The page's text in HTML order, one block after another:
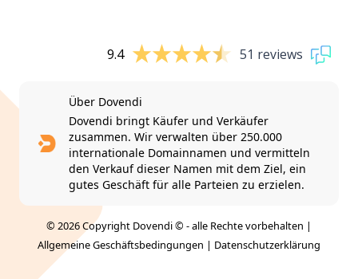
9.4 51 reviews
Über Dovendi
Dovendi bringt Käufer und Verkäufer
zusammen. Wir verwalten über 250.000
internationale Domainnamen und vermitteln
den Verkauf dieser Namen mit dem Ziel, ein
gutes Geschäft für alle Parteien zu erzielen.
© 2026 Copyright Dovendi © - alle Rechte vorbehalten |
Allgemeine Geschäftsbedingungen | Datenschutzerklärung